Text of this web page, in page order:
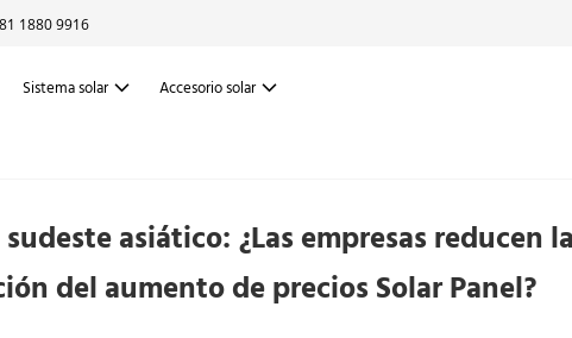
1880 9916
Sistema solar Accesorio solar
asiático: ¿Las empresas reducen
del aumento de precios Solar Panel?